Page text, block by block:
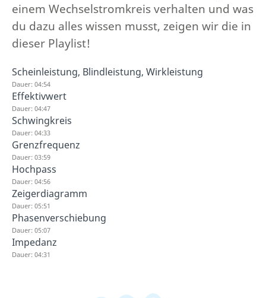
einem Wechselstromkreis verhalten und was
du dazu alles wissen musst, zeigen wir die in
dieser Playlist!
Scheinleistung, Blindleistung, Wirkleistung
Dauer: 04:54
Effektivwert
Dauer: 04:47
Schwingkreis
Dauer: 04:33
Grenzfrequenz
Dauer: 03:59
Hochpass
Dauer: 04:56
Zeigerdiagramm
Dauer: 05:51
Phasenverschiebung
Dauer: 05:07
Impedanz
Dauer: 04:31